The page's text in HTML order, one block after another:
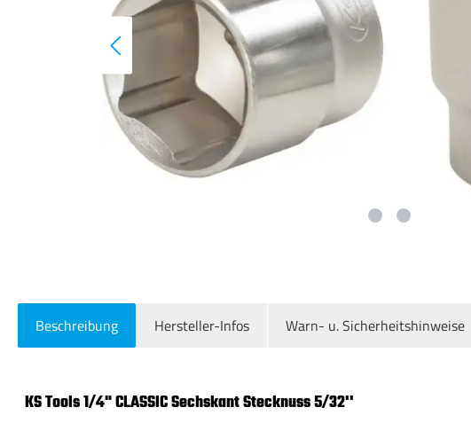
Beschreibung Hersteller-Infos Warn- u. Sicherheitshinweise
KS Tools 1/4" CLASSIC Sechskant Stecknuss 5/32''